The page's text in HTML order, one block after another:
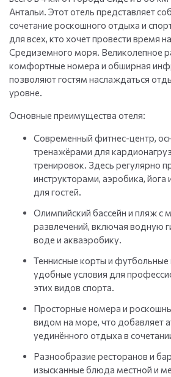
Антальи. Этот отель представляет
сочетание роскошного отдыха и
для всех, кто хочет провести время
Средиземного моря. Великолепное
комфортные номера и обширная
позволяют гостям наслаждаться
уровне.
Основные преимущества отеля:
Современный фитнес-центр,
тренажёрами для
тренировок. Здесь регулярно
инструкторами, аэробика, йога
для гостей.
Олимпийский бассейн и пляж с
развлечений, включая водную
воде и акваэробику.
Теннисные корты и
удобные условия для
этих видов спорта.
Просторные номера и
видом на море, что добавляет
уединённого отдыха в
Разнообразие ресторанов и
изысканные блюда местной и